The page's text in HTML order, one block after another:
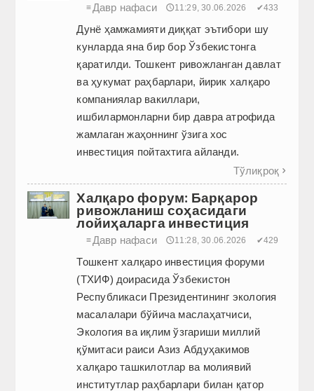
≡ Давр нафаси 🕔11:29, 30.06.2026 ✔433
Дунё ҳамжамияти диққат эътибори шу
кунларда яна бир бор Ўзбекистонга
қаратилди. Тошкент ривожланган давлат
ва ҳукумат раҳбарлари, йирик халқаро
компаниялар вакиллари,
ишбилармонларни бир давра атрофида
жамлаган жаҳоннинг ўзига хос
инвестиция пойтахтига айланди.
Тўлиқроқ 
Халқаро форум: Барқарор
ривожланиш соҳасидаги
лойиҳаларга инвестиция
≡ Давр нафаси 🕔11:28, 30.06.2026 ✔429
Тошкент халқаро инвестиция форуми
(ТХИФ) доирасида Ўзбекистон
Республикаси Президентининг экология
масалалари бўйича маслаҳатчиси,
Экология ва иқлим ўзгариши миллий
қўмитаси раиси Азиз Абдуҳакимов
халқаро ташкилотлар ва молиявий
институтлар раҳбарлари билан қатор